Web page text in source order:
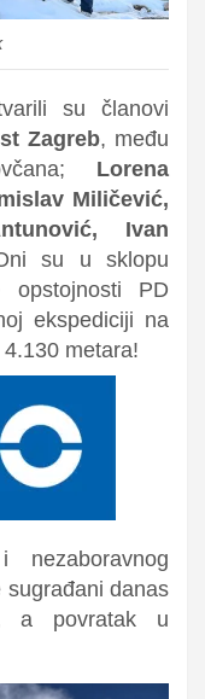
su članovi
Zagreb, među
Lorena
Miličević,
Ivan
su u sklopu
opstojnosti PD
ekspediciji na
4.130 metara!
nezaboravnog
sugrađani danas
a povratak u